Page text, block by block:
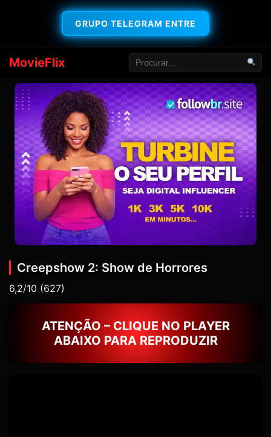
GRUPO TELEGRAM ENTRE
MovieFlix
Creepshow 2: Show de Horrores
6,2/10 (627)
ATENÇÃO – CLIQUE NO PLAYER
ABAIXO PARA REPRODUZIR